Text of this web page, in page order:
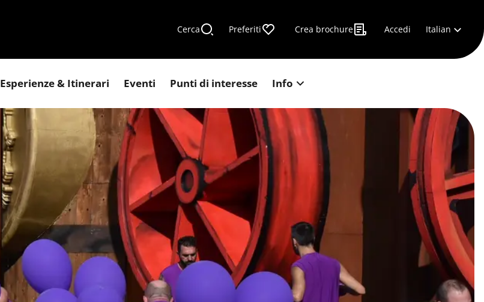
Cerca Preferiti Crea brochure Accedi Italian
Esperienze & Itinerari Eventi Punti di interesse Info